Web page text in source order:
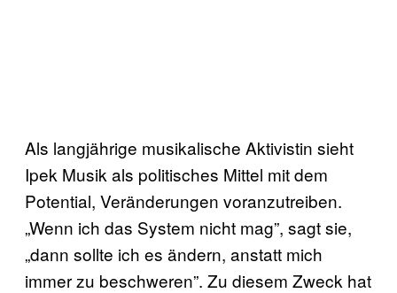
Als langjährige musikalische Aktivistin sieht
Ipek Musik als politisches Mittel mit dem
Potential, Veränderungen voranzutreiben.
„Wenn ich das System nicht mag”, sagt sie,
„dann sollte ich es ändern, anstatt mich
immer zu beschweren”. Zu diesem Zweck hat